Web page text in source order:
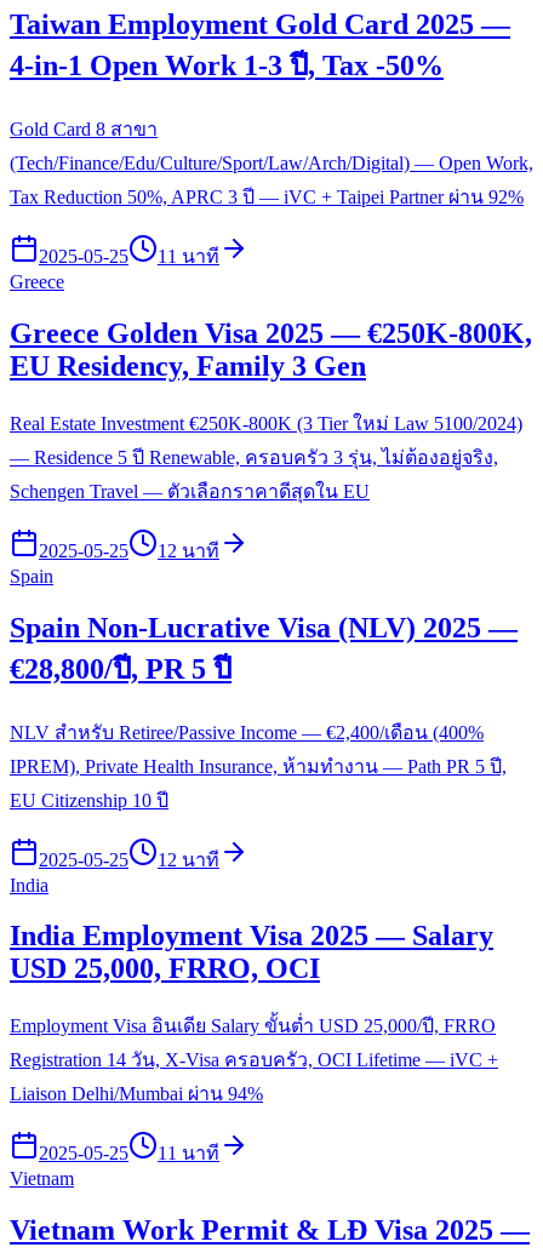
Taiwan Employment Gold Card 2025 —
4-in-1 Open Work 1-3 ปี, Tax -50%
Gold Card 8 สาขา
(Tech/Finance/Edu/Culture/Sport/Law/Arch/Digital) — Open Work,
Tax Reduction 50%, APRC 3 ปี — iVC + Taipei Partner ผ่าน 92%
2025-05-25
11 นาที
Greece
Greece Golden Visa 2025 — €250K-800K,
EU Residency, Family 3 Gen
Real Estate Investment €250K-800K (3 Tier ใหม่ Law 5100/2024)
— Residence 5 ปี Renewable, ครอบครัว 3 รุ่น, ไม่ต้องอยู่จริง,
Schengen Travel — ตัวเลือกราคาดีสุดใน EU
2025-05-25
12 นาที
Spain
Spain Non-Lucrative Visa (NLV) 2025 —
€28,800/ปี, PR 5 ปี
NLV สำหรับ Retiree/Passive Income — €2,400/เดือน (400%
IPREM), Private Health Insurance, ห้ามทำงาน — Path PR 5 ปี,
EU Citizenship 10 ปี
2025-05-25
12 นาที
India
India Employment Visa 2025 — Salary
USD 25,000, FRRO, OCI
Employment Visa อินเดีย Salary ขั้นต่ำ USD 25,000/ปี, FRRO
Registration 14 วัน, X-Visa ครอบครัว, OCI Lifetime — iVC +
Liaison Delhi/Mumbai ผ่าน 94%
2025-05-25
11 นาที
Vietnam
Vietnam Work Permit & LĐ Visa 2025 —